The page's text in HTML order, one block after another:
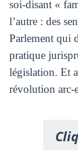
soi-disant «
l’autre : des
Parlement qui
pratique
législation. Et
révolution arc-